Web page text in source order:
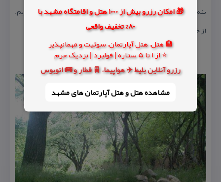
🎁 امکان رزرو بیش از 1000 هتل و اقامتگاه مشهد با
80% تخفیف واقعی
🏨 هتل، هتل آپارتمان، سوئیت و مهمانپذیر
⭐ از 1 تا 5 ستاره | فولبرد | نزدیک حرم
رزرو آنلاین بلیط ✈️ هواپیما، 🚆 قطار و 🚌 اتوبوس
مشاهده هتل و هتل‌ آپارتمان های مشهد
بنه و كباب. از باغ كندن و چای قند پهلوی نیمروزی می گویم.از تو می گویم.
از خودمان.